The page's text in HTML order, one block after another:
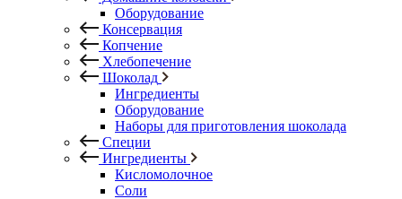
Оборудование
Консервация
Копчение
Хлебопечение
Шоколад
Ингредиенты
Оборудование
Наборы для приготовления шоколада
Специи
Ингредиенты
Кисломолочное
Соли